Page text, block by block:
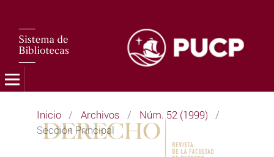
Inicio / Archivos / Núm. 52 (1999) /
Sección Principal